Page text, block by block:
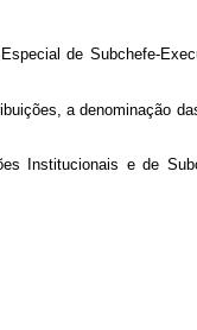
de Subchefe-
a denominação
Institucionais e de